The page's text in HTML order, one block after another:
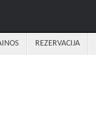
REZERVACIJA